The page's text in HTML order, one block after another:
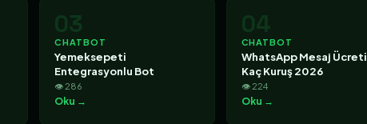
03
CHATBOT
Yemeksepeti
Entegrasyonlu Bot
👁 286
Oku →
04
CHATBOT
WhatsApp Mesaj Ücreti
Kaç Kuruş 2026
👁 224
Oku →